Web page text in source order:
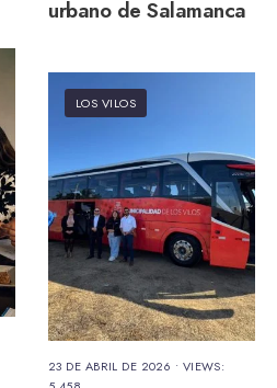
urbano de Salamanca
LOS VILOS
23 DE ABRIL DE 2026 • VIEWS: